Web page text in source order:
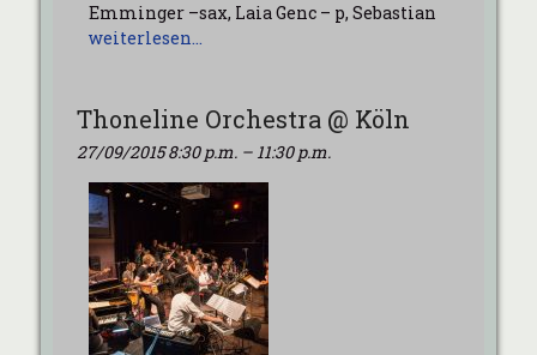
Emminger –sax, Laia Genc – p, Sebastian
weiterlesen…
Thoneline Orchestra @ Köln
27/09/2015 8:30 p.m. – 11:30 p.m.